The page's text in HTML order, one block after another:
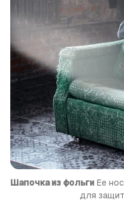
Шапочка из фольги Ее
для